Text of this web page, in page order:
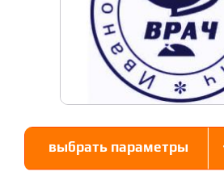
выбрать параметры